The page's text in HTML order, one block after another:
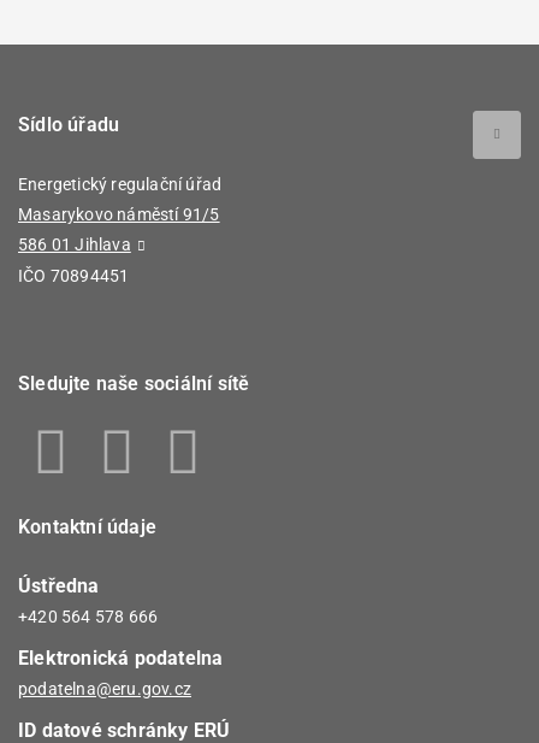
Sídlo úřadu
Energetický regulační úřad
Masarykovo náměstí 91/5
586 01 Jihlava
IČO 70894451
Sledujte naše sociální sítě
Kontaktní údaje
Ústředna
+420 564 578 666
Elektronická podatelna
podatelna@eru.gov.cz
ID datové schránky ERÚ